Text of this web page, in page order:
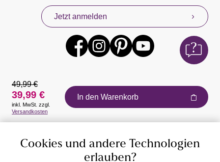
Jetzt anmelden
Auszeichnungen
49,99 €
39,99 €
inkl. MwSt. zzgl.
Versandkosten
In den Warenkorb
Cookies und andere Technologien
erlauben?